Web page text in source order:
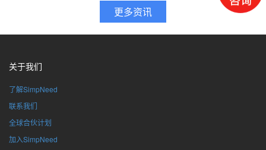
关于我们
了解SimpNeed
联系我们
全球合伙计划
加入SimpNeed